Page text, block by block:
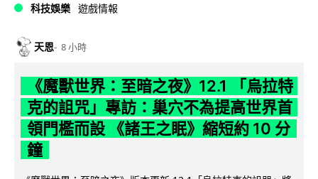
科技娛樂 遊戲情報
天恩 8 小時
《魔獸世界：至暗之夜》12.1 「烏拉特
克的詛咒」專訪：巢穴不為提高世界首
領門檻而設 《諸王之眠》縮短約 10 分
鐘